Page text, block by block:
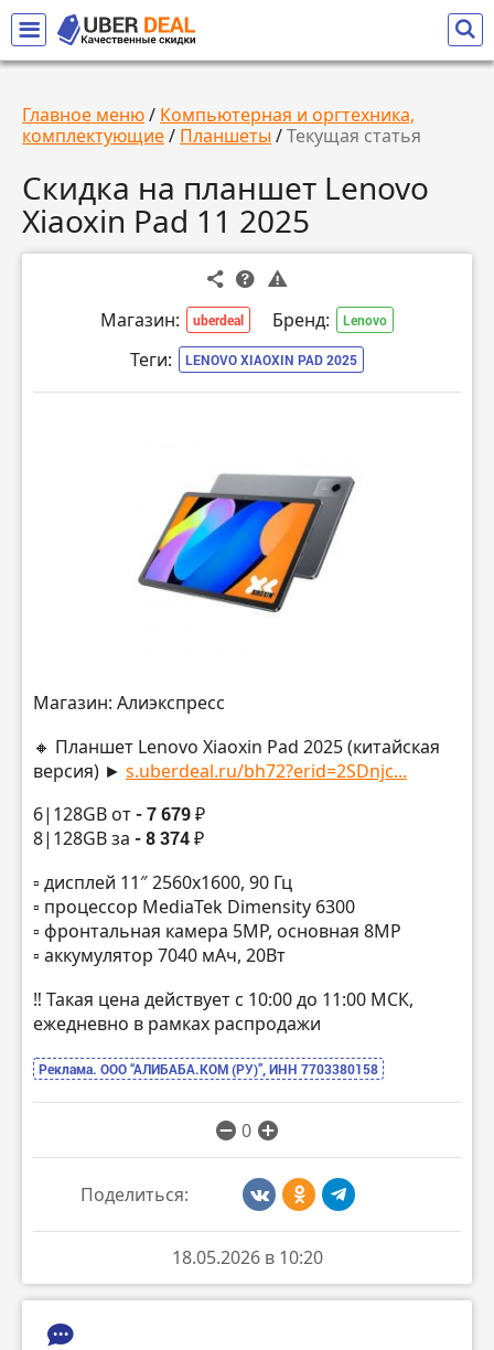
Главное меню/ Компьютерная и оргтехника,
комплектующие/ Планшеты /Текущая статья
Скидка на планшет Lenovo
Xiaoxin Pad 11 2025
Магазин: uberdeal Бренд: Lenovo
Теги: LENOVO XIAOXIN PAD 2025
Магазин: Алиэкспресс
🔸 Планшет Lenovo Xiaoxin Pad 2025 (китайская
версия) ► s.uberdeal.ru/bh72?erid=2SDnjc...
6|128GB от- 7 679 ₽
8|128GB за - 8 374 ₽
▫️ дисплей 11″ 2560х1600, 90 Гц
▫️ процессор MediaTek Dimensity 6300
▫️ фронтальная камера 5MP, основная 8MP
▫️ аккумулятор 7040 мАч, 20Вт
‼️ Такая цена действует с 10:00 до 11:00 МСК,
ежедневно в рамках распродажи
Реклама. ООО “АЛИБАБА.КОМ (РУ)”, ИНН 7703380158
0
Поделиться:
18.05.2026 в 10:20